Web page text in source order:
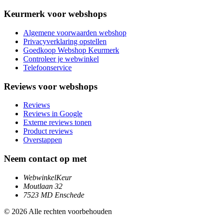
Keurmerk voor webshops
Algemene voorwaarden webshop
Privacyverklaring opstellen
Goedkoop Webshop Keurmerk
Controleer je webwinkel
Telefoonservice
Reviews voor webshops
Reviews
Reviews in Google
Externe reviews tonen
Product reviews
Overstappen
Neem contact op met
WebwinkelKeur
Moutlaan 32
7523 MD Enschede
© 2026 Alle rechten voorbehouden